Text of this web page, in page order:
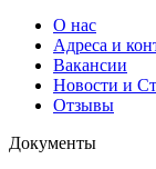
О нас
Адреса и
Вакансии
Новости и
Отзывы
Документы